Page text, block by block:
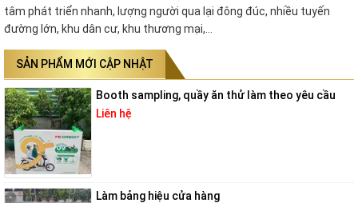
tâm phát triển nhanh, lượng người qua lại đông đúc, nhiều tuyến
đường lớn, khu dân cư, khu thương mại,…
SẢN PHẨM MỚI CẬP NHẬT
Booth sampling, quầy ăn thử làm theo yêu cầu
Liên hệ
Làm bảng hiệu cửa hàng